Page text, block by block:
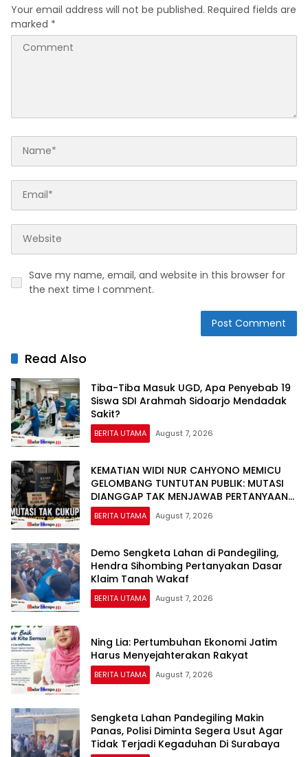
Your email address will not be published. Required fields are
marked *
Save my name, email, and website in this browser for
the next time I comment.
Read Also
Tiba-Tiba Masuk UGD, Apa Penyebab 19
Siswa SDI Arahmah Sidoarjo Mendadak
Sakit?
BERITA UTAMA August 7, 2026
KEMATIAN WIDI NUR CAHYONO MEMICU
GELOMBANG TUNTUTAN PUBLIK: MUTASI
DIANGGAP TAK MENJAWAB PERTANYAAN
HUKUM, DESAKAN PROSES PIDANA
MENGUAT
BERITA UTAMA August 7, 2026
Demo Sengketa Lahan di Pandegiling,
Hendra Sihombing Pertanyakan Dasar
Klaim Tanah Wakaf
BERITA UTAMA August 7, 2026
Ning Lia: Pertumbuhan Ekonomi Jatim
Harus Menyejahterakan Rakyat
BERITA UTAMA August 7, 2026
Sengketa Lahan Pandegiling Makin
Panas, Polisi Diminta Segera Usut Agar
Tidak Terjadi Kegaduhan Di Surabaya